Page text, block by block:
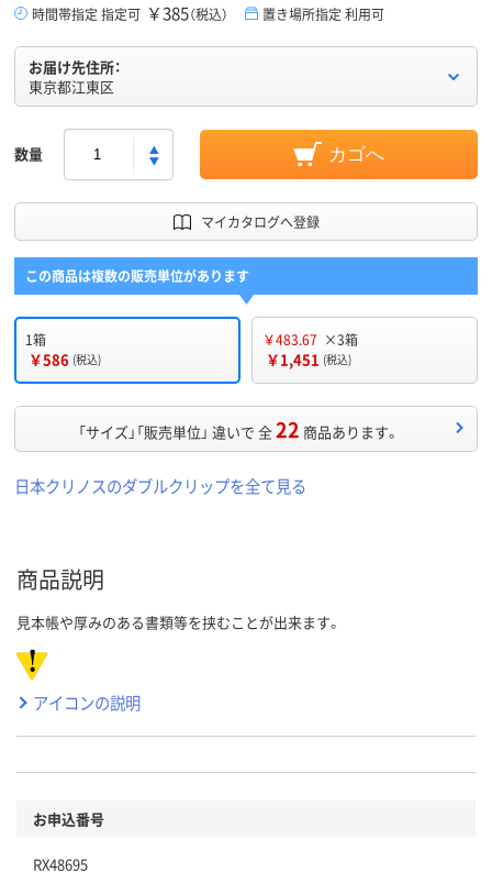
時間帯指定 指定可 ￥385（税込） 置き場所指定 利用可
お届け先住所：
東京都江東区
数量 カゴへ
マイカタログへ登録
この商品は複数の販売単位があります
1箱
￥586 (税込)
￥483.67 ×3箱
￥1,451 (税込)
「サイズ」「販売単位」 違いで 全22 商品あります。
日本クリノスのダブルクリップを全て見る
商品説明
見本帳や厚みのある書類等を挟むことが出来ます。
アイコンの説明
お申込番号
RX48695